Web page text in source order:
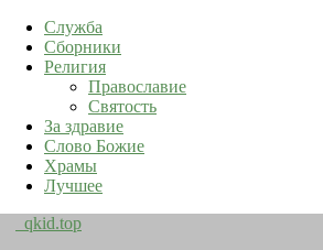
Служба
Сборники
Религия
Православие
Святость
За здравие
Слово Божие
Храмы
Лучшее
qkid.top